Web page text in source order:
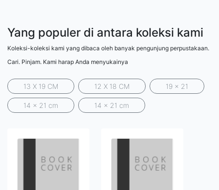
Yang populer di antara koleksi kami
Koleksi-koleksi kami yang dibaca oleh banyak pengunjung perpustakaan.
Cari. Pinjam. Kami harap Anda menyukainya
13 X 19 CM 12 X 18 CM 19 x 21
14 x 21 cm 14 x 21 cm